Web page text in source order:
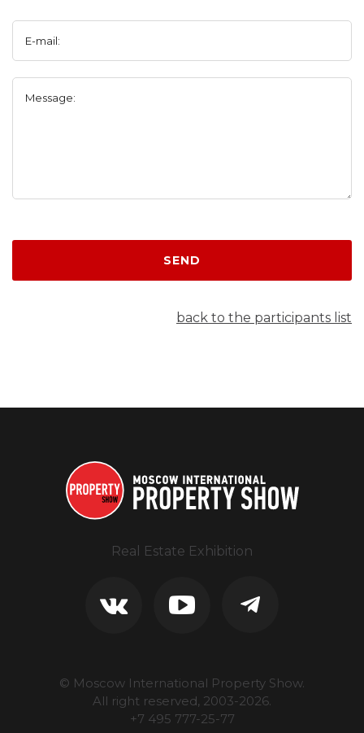
E-mail:
Message:
SEND
back to the participants list
Real Estate Exhibition
© Moscow International Property Show.
All right reserved, 2003-2026.
+7 495 777-25-77